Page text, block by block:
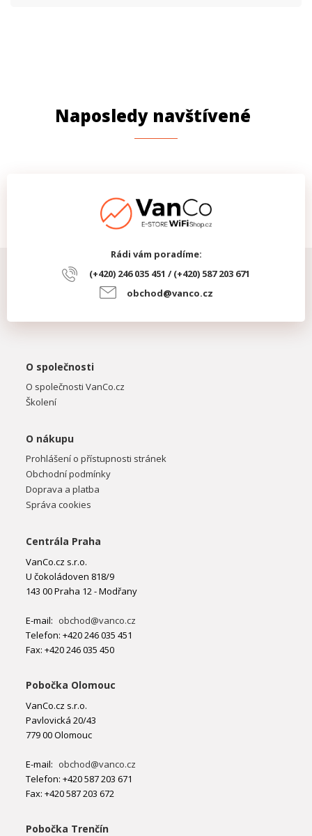
Naposledy navštívené
Rádi vám poradíme:
(+420) 246 035 451 / (+420) 587 203 671
obchod@vanco.cz
O společnosti
O společnosti VanCo.cz
Školení
O nákupu
Prohlášení o přístupnosti stránek
Obchodní podmínky
Doprava a platba
Správa cookies
Centrála Praha
VanCo.cz s.r.o.
U čokoládoven 818/9
143 00 Praha 12 - Modřany
E-mail: obchod@vanco.cz
Telefon: +420 246 035 451
Fax: +420 246 035 450
Pobočka Olomouc
VanCo.cz s.r.o.
Pavlovická 20/43
779 00 Olomouc
E-mail: obchod@vanco.cz
Telefon: +420 587 203 671
Fax: +420 587 203 672
Pobočka Trenčín